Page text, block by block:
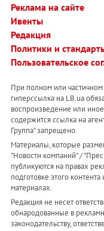
Реклама на сайте
Ивенты
Редакция
Политики и
Пользовательское
При полном или
гиперссылка на LB.ua
воспроизведение или
содержится ссылка на
Группа" запрещено.
Материалы, которые
"Новости компаний" /
публикуются на правах
подготовке этого
материалах.
Редакция не несет
обнародованные в
законодательству,